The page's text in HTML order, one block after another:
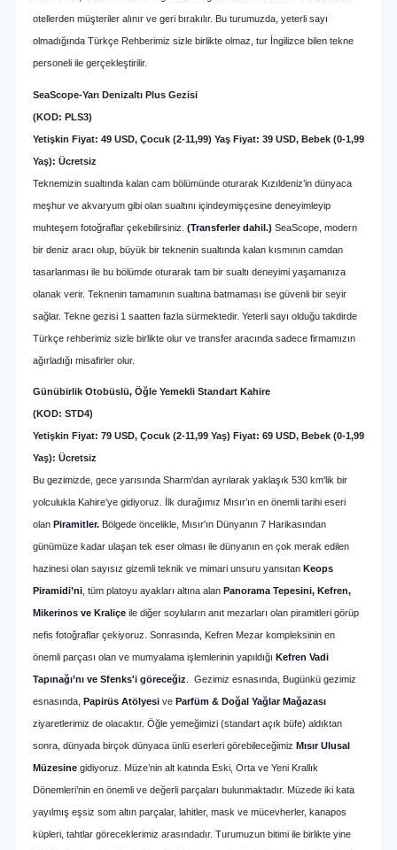
otellerden müşteriler alınır ve geri bırakılır. Bu turumuzda, yeterli sayı
olmadığında Türkçe Rehberimiz sizle birlikte olmaz, tur İngilizce bilen tekne
personeli ile gerçekleştirilir.
SeaScope-Yarı Denizaltı Plus Gezisi
(KOD: PLS3)
Yetişkin Fiyat: 49 USD, Çocuk (2-11,99) Yaş Fiyat: 39 USD, Bebek (0-1,99
Yaş): Ücretsiz
Teknemizin sualtında kalan cam bölümünde oturarak Kızıldeniz’in dünyaca
meşhur ve akvaryum gibi olan sualtını içindeymişçesine deneyimleyip
muhteşem fotoğraflar çekebilirsiniz. (Transferler dahil.) SeaScope, modern
bir deniz aracı olup, büyük bir teknenin sualtında kalan kısmının camdan
tasarlanması ile bu bölümde oturarak tam bir sualtı deneyimi yaşamanıza
olanak verir. Teknenin tamamının sualtına batmaması ise güvenli bir seyir
sağlar. Tekne gezisi 1 saatten fazla sürmektedir. Yeterli sayı olduğu takdirde
Türkçe rehberimiz sizle birlikte olur ve transfer aracında sadece firmamızın
ağırladığı misafirler olur.
Günübirlik Otobüslü, Öğle Yemekli Standart Kahire
(KOD: STD4)
Yetişkin Fiyat: 79 USD, Çocuk (2-11,99 Yaş) Fiyat: 69 USD, Bebek (0-1,99
Yaş): Ücretsiz
Bu gezimizde, gece yarısında Sharm'dan ayrılarak yaklaşık 530 km'lik bir
yolculukla Kahire'ye gidiyoruz. İlk durağımız Mısır’ın en önemli tarihi eseri
olan Piramitler. Bölgede öncelikle, Mısır'ın Dünyanın 7 Harikasından
günümüze kadar ulaşan tek eser olması ile dünyanın en çok merak edilen
hazinesi olan sayısız gizemli teknik ve mimari unsuru yansıtan Keops
Piramidi’ni , tüm platoyu ayakları altına alan Panorama Tepesini, Kefren,
Mikerinos ve Kraliçe ile diğer soyluların anıt mezarları olan piramitleri görüp
nefis fotoğraflar çekiyoruz. Sonrasında, Kefren Mezar kompleksinin en
önemli parçası olan ve mumyalama işlemlerinin yapıldığı Kefren Vadi
Tapınağı’nı ve Sfenks'i göreceğiz . Gezimiz esnasında, Bugünkü gezimiz
esnasında, Papirüs Atölyesi ve Parfüm & Doğal Yağlar Mağazası
ziyaretlerimiz de olacaktır. Öğle yemeğimizi (standart açık büfe) aldıktan
sonra, dünyada birçok dünyaca ünlü eserleri görebileceğimiz Mısır Ulusal
Müzesine gidiyoruz. Müze’nin alt katında Eski, Orta ve Yeni Krallık
Dönemleri’nin en önemli ve değerli parçaları bulunmaktadır. Müzede iki kata
yayılmış eşsiz som altın parçalar, lahitler, mask ve mücevherler, kanapos
küpleri, tahtlar göreceklerimiz arasındadır. Turumuzun bitimi ile birlikte yine